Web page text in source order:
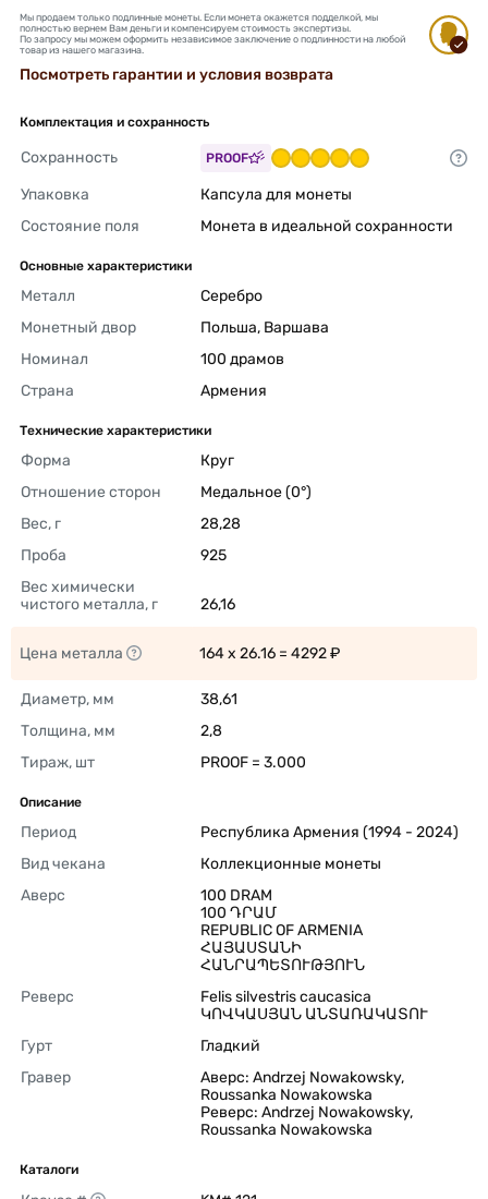
Мы продаем только подлинные монеты. Если монета окажется подделкой, мы
полностью вернем Вам деньги и компенсируем стоимость экспертизы.
По запросу мы можем оформить независимое заключение о подлинности на любой
товар из нашего магазина.
Посмотреть гарантии и условия возврата
Комплектация и сохранность
Сохранность PROOF
Упаковка
Капсула для монеты
Состояние поля
Монета в идеальной сохранности
Основные характеристики
Металл
Серебро
Монетный двор
Польша, Варшава
Номинал
100 драмов
Страна
Армения
Технические характеристики
Форма
Круг
Отношение сторон
Медальное (0°)
Вес, г
28,28
Проба
925
Вес химически
чистого металла, г
26,16
Цена металла 164 x 26.16 = 4292 ₽
Диаметр, мм
38,61
Толщина, мм
2,8
Тираж, шт
PROOF = 3.000
Описание
Период
Республика Армения (1994 - 2024)
Вид чекана
Коллекционные монеты
Аверс
100 DRAM
100 ԴՐԱՄ
REPUBLIC OF ARMENIA
ՀԱՅԱՍՏԱՆԻ
ՀԱՆՐԱՊԵՏՈՒԹՅՈՒՆ
Реверс
Felis silvestris caucasica
ԿՈՎԿԱՍՅԱՆ ԱՆՏԱՌԱԿԱՏՈՒ
Гурт
Гладкий
Гравер
Аверс: Andrzej Nowakowsky,
Roussanka Nowakowska
Реверс: Andrzej Nowakowsky,
Roussanka Nowakowska
Каталоги